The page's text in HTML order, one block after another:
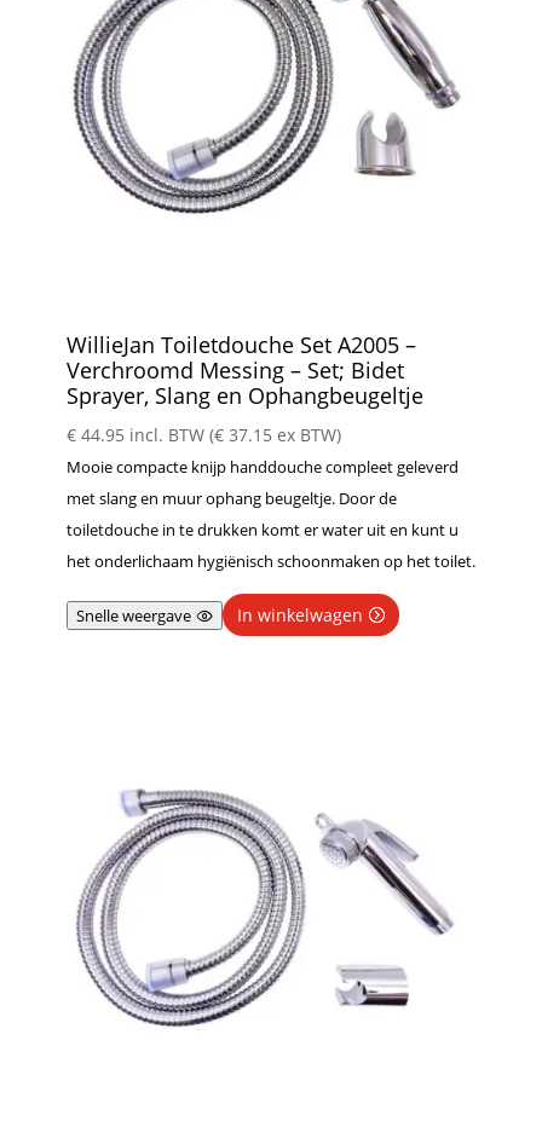
WillieJan Toiletdouche Set A2005 –
Verchroomd Messing – Set; Bidet
Sprayer, Slang en Ophangbeugeltje
€44.95 incl. BTW (€37.15 ex BTW)
Mooie compacte knijp handdouche compleet geleverd
met slang en muur ophang beugeltje. Door de
toiletdouche in te drukken komt er water uit en kunt u
het onderlichaam hygiënisch schoonmaken op het toilet.
Snelle weergave In winkelwagen